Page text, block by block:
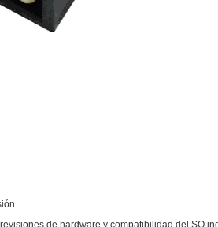
de hardware y compatibilidad del SO